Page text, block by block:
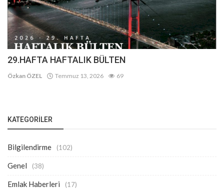
29.HAFTA HAFTALIK BÜLTEN
Özkan ÖZEL Temmuz 13, 2026 69
KATEGORILER
Bilgilendirme (102)
Genel (38)
Emlak Haberleri (17)